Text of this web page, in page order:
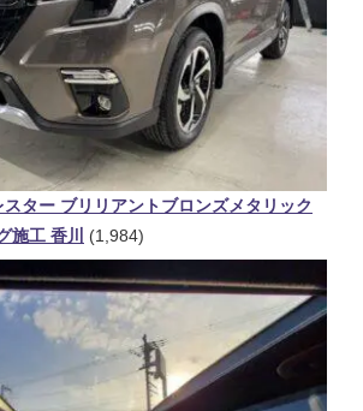
ター ブリリアントブロンズメタリック
施工 香川
(1,984)